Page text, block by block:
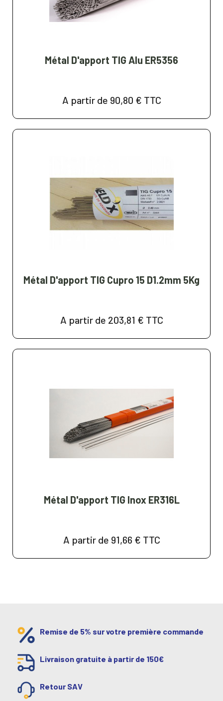
Métal D'apport TIG Alu ER5356
A partir de 90,80 € TTC
Métal D'apport TIG Cupro 15 D1.2mm 5Kg
A partir de 203,81 € TTC
Métal D'apport TIG Inox ER316L
A partir de 91,66 € TTC
Remise de 5% sur votre première commande
Livraison gratuite à partir de 150€
Retour SAV